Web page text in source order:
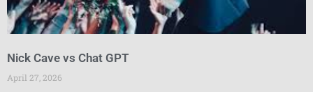
Nick Cave vs Chat GPT
April 27, 2026